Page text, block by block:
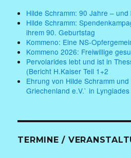
Hilde Schramm: 90 Jahre –
Hilde Schramm:
ihrem 90. Geburtstag
Kommeno: Eine NS-
Kommeno 2026: Freiwillige
Pervolarides lebt und ist in
(Bericht H.Kaiser Teil 1+2
Ehrung von Hilde Schramm
Griechenland e.V.` in Lyngiades
TERMINE /